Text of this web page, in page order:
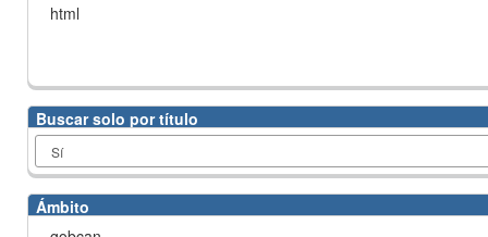
html
Buscar solo por título
Ámbito